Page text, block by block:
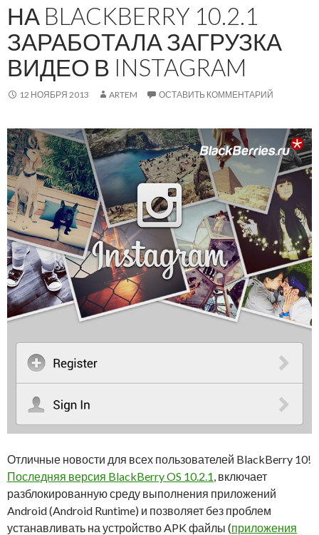
НА BLACKBERRY 10.2.1
ЗАРАБОТАЛА ЗАГРУЗКА
ВИДЕО В INSTAGRAM
12 НОЯБРЯ 2013 ARTEM ОСТАВИТЬ КОММЕНТАРИЙ
Отличные новости для всех пользователей BlackBerry 10!
Последняя версия BlackBerry OS 10.2.1, включает
разблокированную среду выполнения приложений
Android (Android Runtime) и позволяет без проблем
устанавливать на устройство APK файлы (приложения